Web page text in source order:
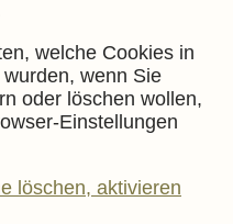
welche Cookies in
wenn Sie
oder löschen wollen,
Einstellungen
löschen, aktivieren